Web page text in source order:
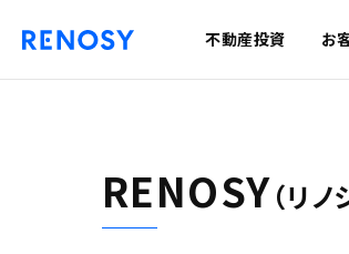
不動産投資 お
RENOSY（リノ